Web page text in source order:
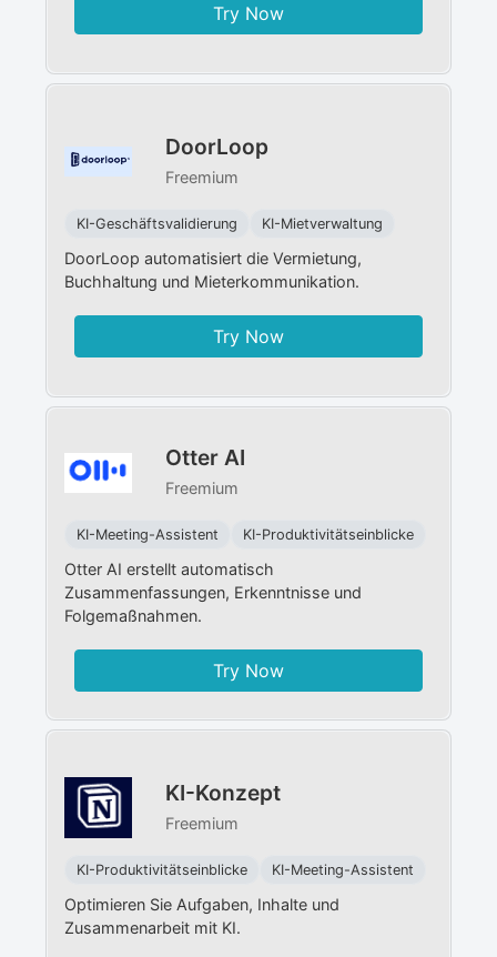
Try Now
DoorLoop
Freemium
KI-Geschäftsvalidierung KI-Mietverwaltung
DoorLoop automatisiert die Vermietung,
Buchhaltung und Mieterkommunikation.
Try Now
Otter AI
Freemium
KI-Meeting-Assistent KI-Produktivitätseinblicke
Otter AI erstellt automatisch
Zusammenfassungen, Erkenntnisse und
Folgemaßnahmen.
Try Now
KI-Konzept
Freemium
KI-Produktivitätseinblicke KI-Meeting-Assistent
Optimieren Sie Aufgaben, Inhalte und
Zusammenarbeit mit KI.